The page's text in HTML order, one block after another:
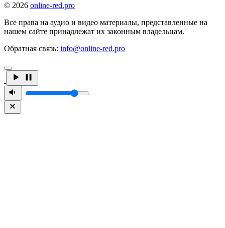
© 2026 online-red.pro
Все права на аудио и видео материалы, представленные на
нашем сайте принадлежат их законным владельцам.
Обратная связь: info@online-red.pro